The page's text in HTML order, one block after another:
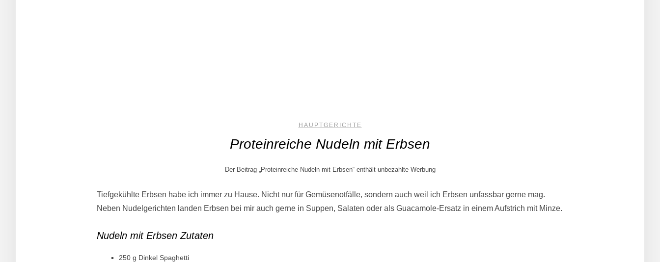
HAUPTGERICHTE
Proteinreiche Nudeln mit Erbsen
Der Beitrag „Proteinreiche Nudeln mit Erbsen“ enthält unbezahlte Werbung
Tiefgekühlte Erbsen habe ich immer zu Hause. Nicht nur für Gemüsenotfälle, sondern auch weil ich Erbsen unfassbar gerne mag.
Neben Nudelgerichten landen Erbsen bei mir auch gerne in Suppen, Salaten oder als Guacamole-Ersatz in einem Aufstrich mit Minze.
Nudeln mit Erbsen Zutaten
250 g Dinkel Spaghetti